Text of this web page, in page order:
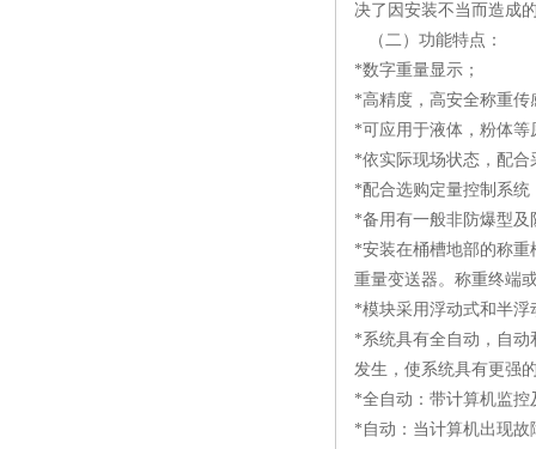
决了因安装不当而造成
（二）功能特点：
*数字重量显示；
*高精度，高安全称重
*可应用于液体，粉体
*依实际现场状态，配合
*配合选购定量控制系
*备用有一般非防爆型及
*安装在桶槽地部的称
重量变送器。称重终端
*模块采用浮动式和半
*系统具有全自动，自
发生，使系统具有更强
*全自动：带计算机监
*自动：当计算机出现